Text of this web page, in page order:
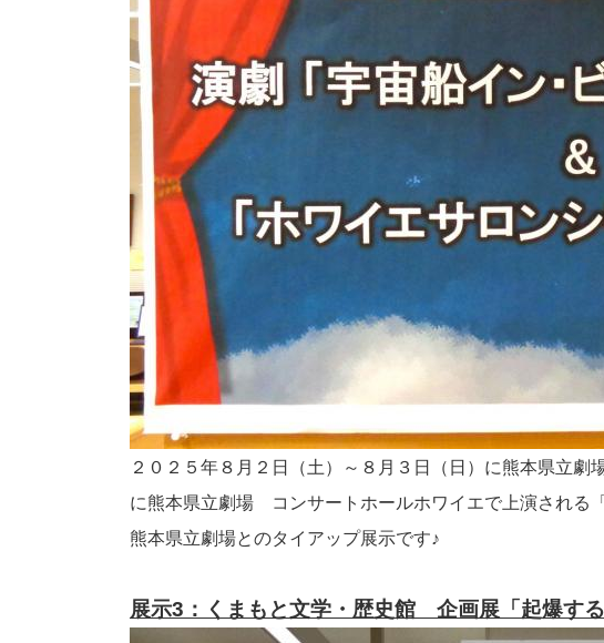
２０２５年８月２日（土）～８月３日（日）に熊本県立劇
に熊本県立劇場 コンサートホールホワイエで上演される
熊本県立劇場とのタイアップ展示です♪
展示3：くまもと文学・歴史館 企画展「起爆